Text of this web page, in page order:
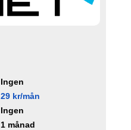
Ingen
29 kr/mån
Ingen
1 månad